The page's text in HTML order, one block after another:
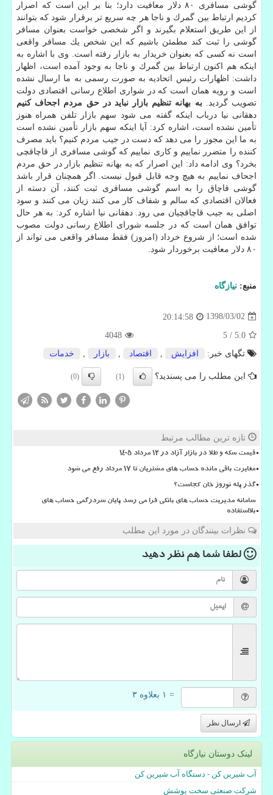
گوشی مسافری ۸۰ دلار معافیت دارد؛ بنا بر این است كه اصرار
كردیم ارتباط بین گمرك و ناجا هر چه سریع تر برقرار شود كه بتوانند
از این طریق استعلام بگیرند و اگر شخصی خواست بعنوان مسافر
گوشی را ثبت كند مطمئن باشیم كه این شخص یك مسافر واقعی
است نه كسی كه بعنوان خریدار به بازار رفته است. وی با اشاره به
اینكه هم اكنون ارتباط بین گمرك و ناجا به وجود آمده است، اظهار
داشت: اظهارات رئیس اتحادیه به صورت رسمی به ما ارسال نشده
است و رویه همان است كه در شواری اطلاع رسانی اقتصادی دولت
تصویب گردید.به بهانه تنظیم بازار نباید در حق مردم اجحاف كنیم
دهقانی نیا درباب اینكه گفته می شود سهم بازار تلفن همراه هنوز
تأمین نشده است، اشاره كرد: آیا اینكه سهم بازار تأمین نشده است
به ما این مجوز را می دهد كه دست در جیب مردم كنیم؟ باید مصرف
كننده را متضرر نماییم و كاری نماییم كه گوشی مسافری از قاچاقچی
بخرد؟ وی ادامه داد: این اصرار كه به بهانه تنظیم بازار در حق مردم
اجحاف نماییم به هیچ وجه قابل قبول نیست. اگر همچنان قرار باشد
گوشی قاچاق را به اسم گوشی مسافری ثبت كنند، آن دسته از
فعالان اقتصادی كه سالم و شفاف كار می كنند زیان می كنند و سود
اصلی به جیب قاچاقچیان می رود. دهقانی نیا اشاره كرد: به هر حال
توافق همان است كه در جلسه شورای اطلاع رسانی دولت مصوب
شده است؛ از شروع خرداد (امروز) فقط مسافر واقعی می تواند از
۸۰ دلار معافیت برخوردار شود.
منبع: نیازگاه
1398/03/02
20:14:58
5.0
/
5
4048
تگهای خبر:
افزایش اقتصاد بازار خدمات
این مطلب را می پسندید؟ (1)
(0)
تازه ترین مطالب مرتبط
قیمت سکه و طلا در بازار آزاد در ۱۲ مرداد ۱۴۰۵
مغایرت باقی مانده حساب های مشتریان تا 17 مرداد رفع می شود
گذر پله نوروز خان کجاست؟
سامانه مدیریت حساب های بانکی فرا می رسد پایان سردرگمی حساب های
بلااستفاده
نظرات بینندگان در مورد این مطلب
لطفا شما همنظر دهید
= ۱ بعلاوه ۳
ارسال نظر
لینک دوستان نیازگاه
آب شیرین کن - دستگاه آب شیرین کن
شرکت صنعتی سخت پوشش